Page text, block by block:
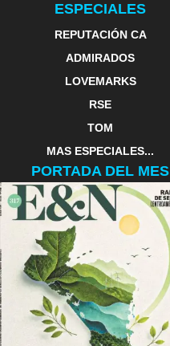
ESPECIALES
REPUTACIÓN CA
ADMIRADOS
LOVEMARKS
RSE
TOM
MAS ESPECIALES...
PORTADA DEL MES